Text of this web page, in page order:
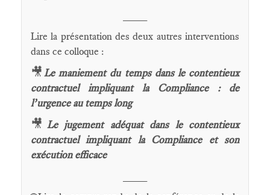
Lire la présentation des deux autres interventions
dans ce colloque :
🎥Le maniement du temps dans le contentieux
contractuel impliquant la Compliance : de
l’urgence au temps long
🎥 Le jugement adéquat dans le contentieux
contractuel impliquant la Compliance et son
exécution efficace